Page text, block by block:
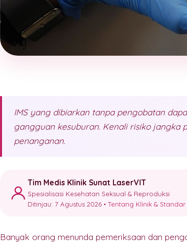
IMS yang dibiarkan tanpa pengobatan
gangguan kesuburan. Kenali risiko jangka
penanganan.
Tim Medis Klinik Sunat LaserVIT
Spesialisasi Kesehatan Seksual & Reproduksi
Ditinjau: 7 Agustus 2026 •Tentang Klinik &
Banyak orang menunda pemeriksaan dan